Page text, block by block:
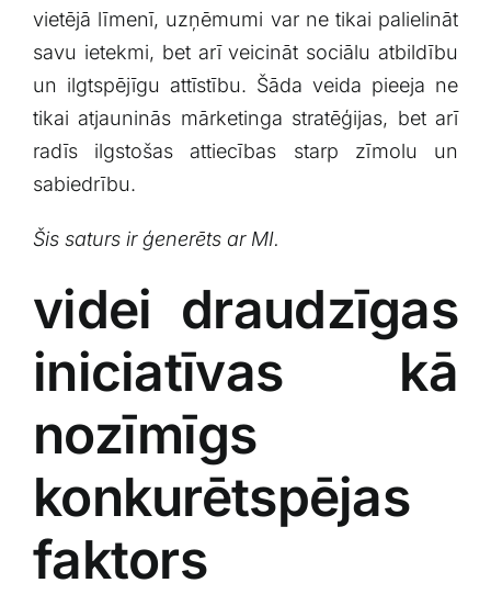
vietējā​ līmenī, uzņēmumi var ne ⁤tikai palielināt
savu ietekmi,⁢ bet⁣ arī veicināt sociālu atbildību
un ilgtspējīgu‌ attīstību. Šāda veida pieeja ne
tikai atjauninās mārketinga stratēģijas, bet arī⁤
radīs ilgstošas‌ attiecības starp zīmolu ‌un​
sabiedrību.
Šis saturs ir ģenerēts ar MI.
videi draudzīgas
iniciatīvas kā
nozīmīgs
konkurētspējas
faktors